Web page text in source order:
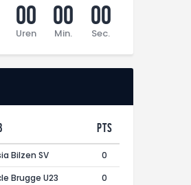
00
Uren
00
Min.
00
Sec.
Pts
Bilzen SV
0
Brugge U23
0